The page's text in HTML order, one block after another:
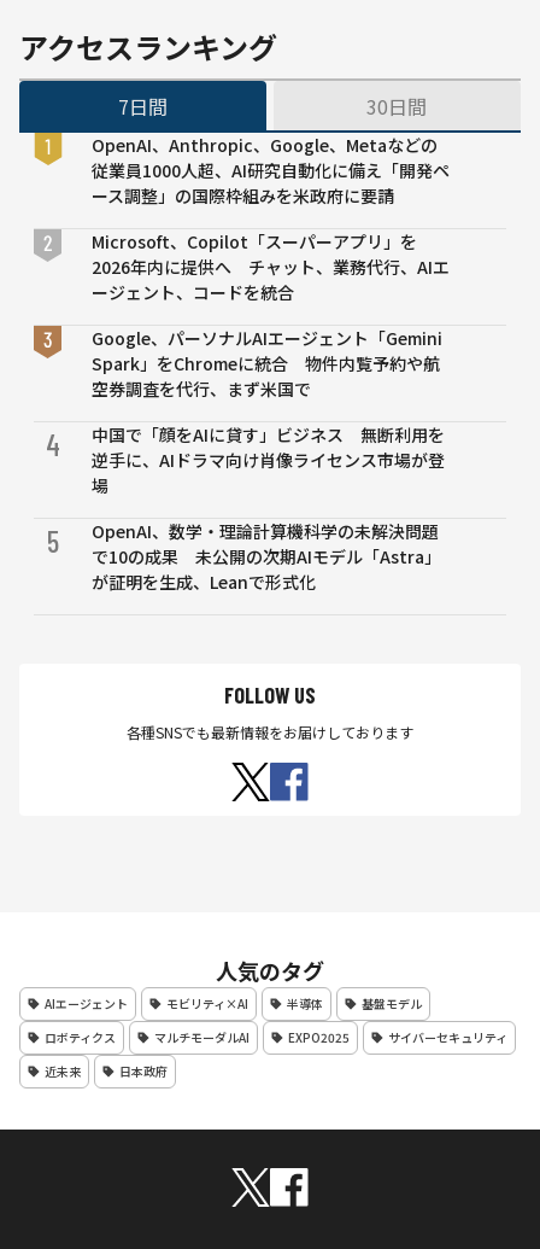
アクセスランキング
7日間 30日間
OpenAI、Anthropic、Google、Metaなどの
従業員1000人超、AI研究自動化に備え「開発ペ
ース調整」の国際枠組みを米政府に要請
Microsoft、Copilot「スーパーアプリ」を
2026年内に提供へ チャット、業務代行、AIエ
ージェント、コードを統合
Google、パーソナルAIエージェント「Gemini
Spark」をChromeに統合 物件内覧予約や航
空券調査を代行、まず米国で
4
中国で「顔をAIに貸す」ビジネス 無断利用を
逆手に、AIドラマ向け肖像ライセンス市場が登
場
5
OpenAI、数学・理論計算機科学の未解決問題
で10の成果 未公開の次期AIモデル「Astra」
が証明を生成、Leanで形式化
FOLLOW US
各種SNSでも最新情報をお届けしております
人気のタグ
AIエージェント モビリティ×AI 半導体
基盤モデル
ロボティクス
マルチモーダルAI EXPO2025
サイバーセキュリティ
近未来
日本政府